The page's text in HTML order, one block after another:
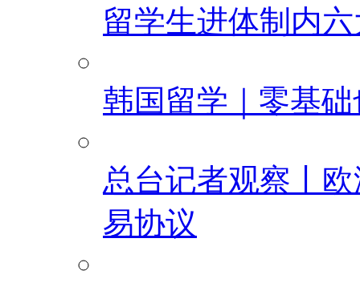
留学生进体制内
韩国留学｜零基
总台记者观察丨
易协议